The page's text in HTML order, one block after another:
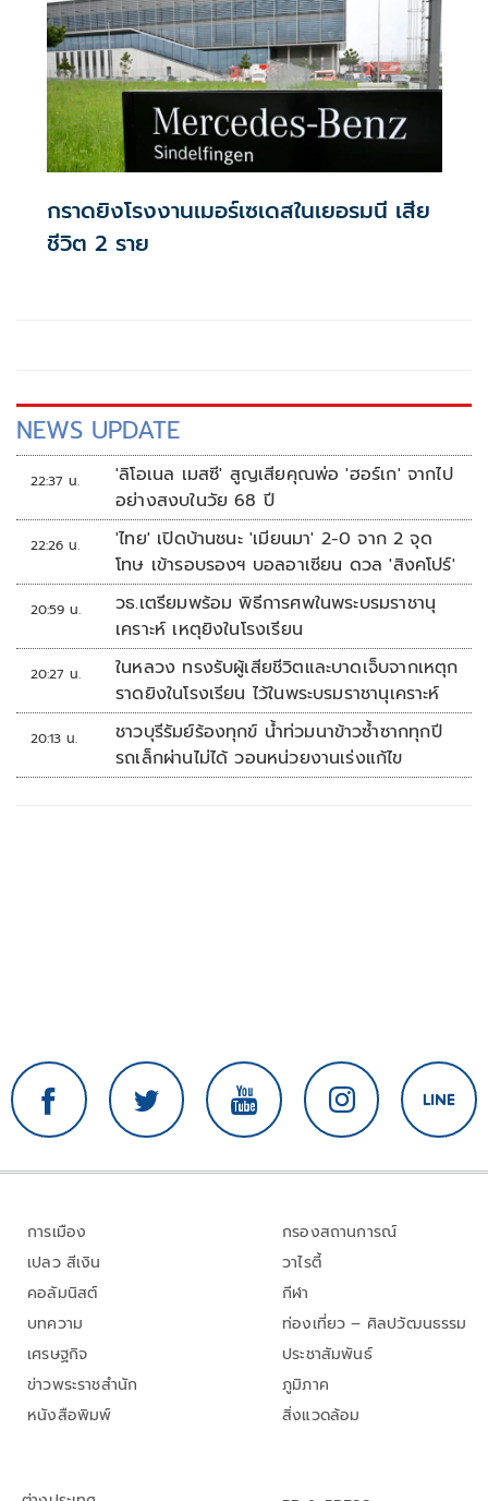
กราดยิงโรงงานเมอร์เซเดสในเยอรมนี เสีย
ชีวิต 2 ราย
NEWS UPDATE
22:37 น.
'ลิโอเนล เมสซี' สูญเสียคุณพ่อ 'ฮอร์เก' จากไป
อย่างสงบในวัย 68 ปี
22:26 น.
'ไทย' เปิดบ้านชนะ 'เมียนมา' 2-0 จาก 2 จุด
โทษ เข้ารอบรองฯ บอลอาเซียน ดวล 'สิงคโปร์'
20:59 น.
วธ.เตรียมพร้อม พิธีการศพในพระบรมราชานุ
เคราะห์ เหตุยิงในโรงเรียน
20:27 น.
ในหลวง ทรงรับผู้เสียชีวิตและบาดเจ็บจากเหตุก
ราดยิงในโรงเรียน ไว้ในพระบรมราชานุเคราะห์
20:13 น.
ชาวบุรีรัมย์ร้องทุกข์ น้ำท่วมนาข้าวซ้ำซากทุกปี
รถเล็กผ่านไม่ได้ วอนหน่วยงานเร่งแก้ไข
การเมือง
เปลว สีเงิน
คอลัมนิสต์
บทความ
เศรษฐกิจ
ข่าวพระราชสำนัก
หนังสือพิมพ์
กรองสถานการณ์
วาไรตี้
กีฬา
ท่องเที่ยว – ศิลปวัฒนธรรม
ประชาสัมพันธ์
ภูมิภาค
สิ่งแวดล้อม